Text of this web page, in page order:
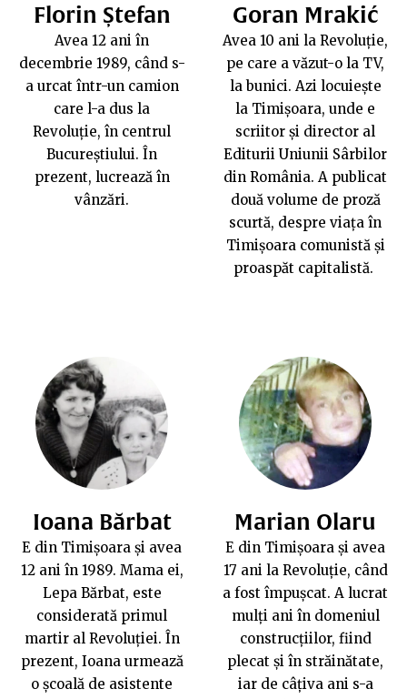
Florin Ștefan
Avea 12 ani în
decembrie 1989, când s-
a urcat într-un camion
care l-a dus la
Revoluție, în centrul
Bucureștiului. În
prezent, lucrează în
vânzări.
Goran Mrakić
Avea 10 ani la Revoluție,
pe care a văzut-o la TV,
la bunici. Azi locuiește
la Timișoara, unde e
scriitor și director al
Editurii Uniunii Sârbilor
din România. A publicat
două volume de proză
scurtă, despre viața în
Timișoara comunistă și
proaspăt capitalistă.
Ioana Bărbat
E din Timișoara și avea
12 ani în 1989. Mama ei,
Lepa Bărbat, este
considerată primul
martir al Revoluției. În
prezent, Ioana urmează
o școală de asistente
Marian Olaru
E din Timișoara și avea
17 ani la Revoluție, când
a fost împușcat. A lucrat
mulți ani în domeniul
construcțiilor, fiind
plecat și în străinătate,
iar de câțiva ani s-a